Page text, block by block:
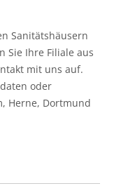
Sanitätshäusern
Sie Ihre Filiale aus
mit uns auf.
oder
Herne, Dortmund